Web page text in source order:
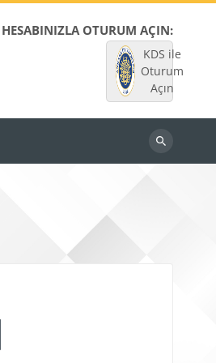
HESABINIZLA OTURUM AÇIN:
KDS ile
Oturum
Açın
Dersleri